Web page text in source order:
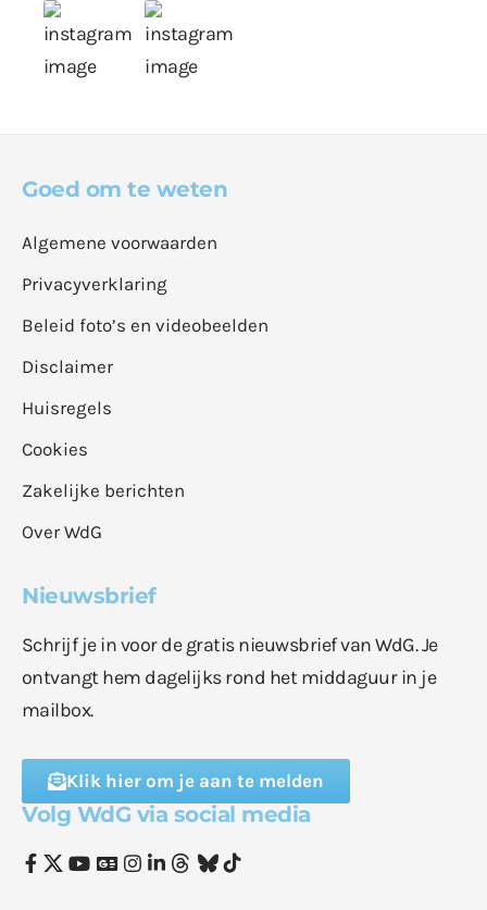
Goed om te weten
Algemene voorwaarden
Privacyverklaring
Beleid foto’s en videobeelden
Disclaimer
Huisregels
Cookies
Zakelijke berichten
Over WdG
Nieuwsbrief
Schrijf je in voor de gratis nieuwsbrief van WdG. Je
ontvangt hem dagelijks rond het middaguur in je
mailbox.
Klik hier om je aan te melden
Volg WdG via social media